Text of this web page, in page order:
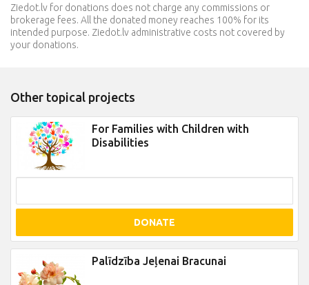
Ziedot.lv for donations does not charge any commissions or
brokerage fees. All the donated money reaches 100% for its
intended purpose. Ziedot.lv administrative costs not covered by
your donations.
Other topical projects
For Families with Children with
Disabilities
DONATE
Palīdzība Jeļenai Bracunai